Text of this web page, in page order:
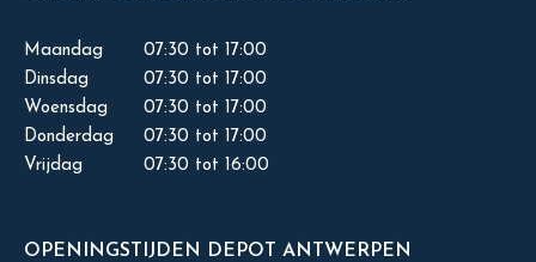
Maandag
07:30 tot 17:00
Dinsdag
07:30 tot 17:00
Woensdag
07:30 tot 17:00
Donderdag
07:30 tot 17:00
Vrijdag
07:30 tot 16:00
OPENINGSTIJDEN DEPOT ANTWERPEN